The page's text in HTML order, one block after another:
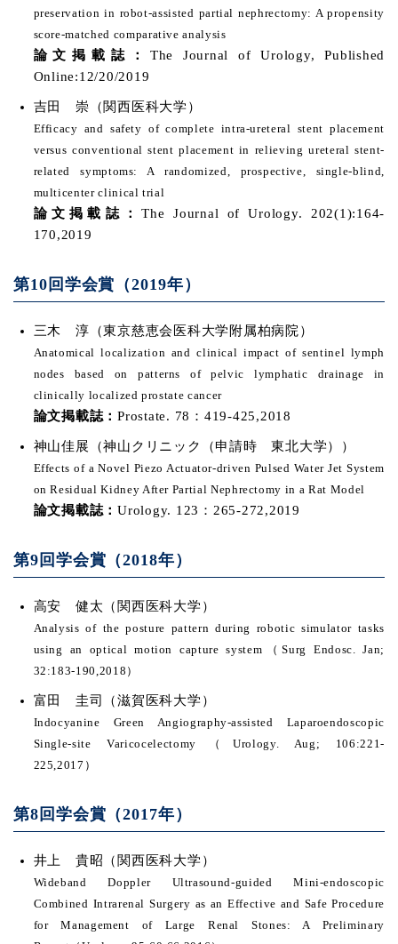
preservation in robot-assisted partial nephrectomy: A propensity
score-matched comparative analysis
論文掲載誌： The Journal of Urology, Published
Online:12/20/2019
吉田 崇（関西医科大学）
Efficacy and safety of complete intra-ureteral stent placement
versus conventional stent placement in relieving ureteral stent-
related symptoms: A randomized, prospective, single-blind,
multicenter clinical trial
論文掲載誌：The Journal of Urology. 202(1):164-
170,2019
第10回学会賞（2019年）
三木 淳（東京慈恵会医科大学附属柏病院）
Anatomical localization and clinical impact of sentinel lymph
nodes based on patterns of pelvic lymphatic drainage in
clinically localized prostate cancer
論文掲載誌： Prostate. 78：419-425,2018
神山佳展（神山クリニック（申請時 東北大学））
Effects of a Novel Piezo Actuator-driven Pulsed Water Jet System
on Residual Kidney After Partial Nephrectomy in a Rat Model
論文掲載誌： Urology. 123：265-272,2019
第9回学会賞（2018年）
高安 健太（関西医科大学）
Analysis of the posture pattern during robotic simulator tasks
using an optical motion capture system（Surg Endosc. Jan;
32:183-190,2018）
富田 圭司（滋賀医科大学）
Indocyanine Green Angiography-assisted Laparoendoscopic
Single-site Varicocelectomy（Urology. Aug; 106:221-
225,2017）
第8回学会賞（2017年）
井上 貴昭（関西医科大学）
Wideband Doppler Ultrasound-guided Mini-endoscopic
Combined Intrarenal Surgery as an Effective and Safe Procedure
for Management of Large Renal Stones: A Preliminary